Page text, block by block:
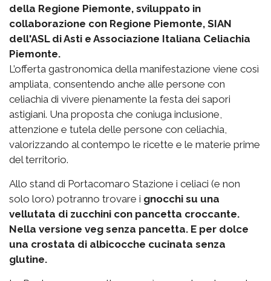
della Regione Piemonte, sviluppato in
collaborazione con Regione Piemonte, SIAN
dell'ASL di Asti e Associazione Italiana Celiachia
Piemonte.
L’offerta gastronomica della manifestazione viene così
ampliata, consentendo anche alle persone con
celiachia di vivere pienamente la festa dei sapori
astigiani. Una proposta che coniuga inclusione,
attenzione e tutela delle persone con celiachia,
valorizzando al contempo le ricette e le materie prime
del territorio.
Allo stand di Portacomaro Stazione i celiaci (e non
solo loro) potranno trovare i gnocchi su una
vellutata di zucchini con pancetta croccante.
Nella versione veg senza pancetta. E per dolce
una crostata di albicocche cucinata senza
glutine.